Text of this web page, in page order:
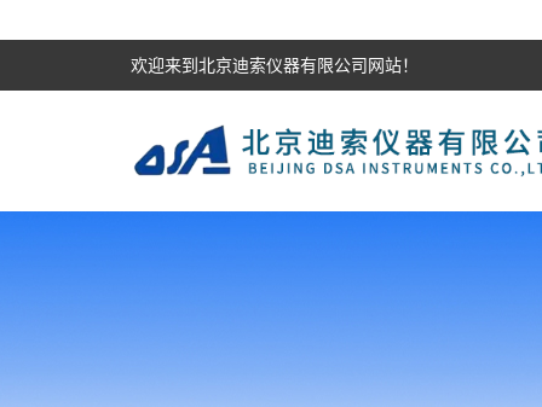
欢迎来到北京迪索仪器有限公司网站！